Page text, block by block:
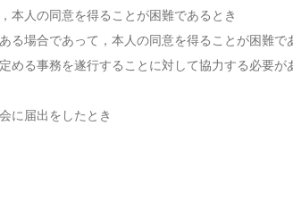
本人の同意を得ることが困難であるとき
る場合であって，本人の同意を得ることが困難で
める事務を遂行することに対して協力する必要が
に届出をしたとき